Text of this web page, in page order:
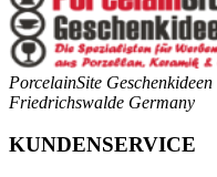
PorcelainSite
Friedrichswalde Germany
KUNDENSERVICE